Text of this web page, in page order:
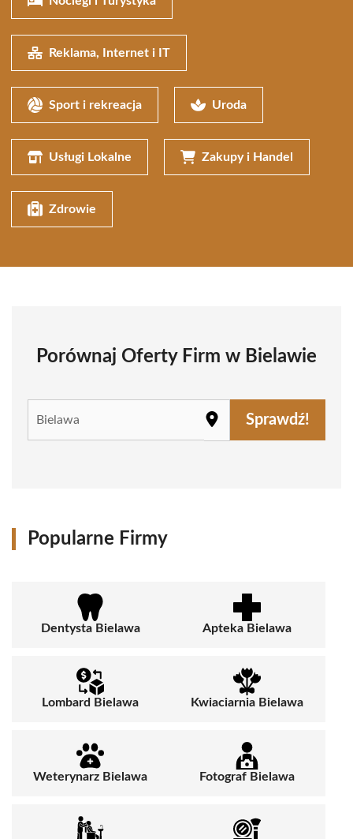
Reklama, Internet i IT
Sport i rekreacja Uroda
Usługi Lokalne Zakupy i Handel
Zdrowie
Porównaj Oferty Firm w Bielawie
Sprawdź!
Popularne Firmy
Dentysta Bielawa Apteka Bielawa
Lombard Bielawa Kwiaciarnia Bielawa
Weterynarz Bielawa Fotograf Bielawa